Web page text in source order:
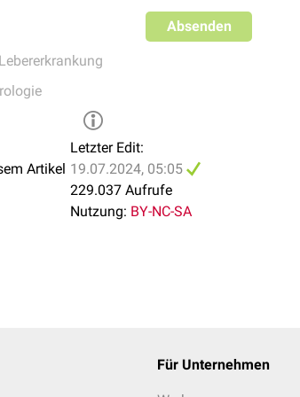
(HCC)
Absenden
Lebererkrankung
Artikel
Letzter Edit:
19.07.2024, 05:05
229.037 Aufrufe
Nutzung: BY-NC-SA
Für Unternehmen